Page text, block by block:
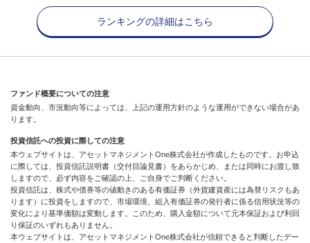
ランキングの詳細はこちら
ファンド概要についての注意
資金動向、市況動向等によっては、上記の運用方針のような運用ができない場合があ
ります。
投資信託への投資に際しての注意
本ウェブサイトは、アセットマネジメントOne株式会社が作成したものです。お申込
に際しては、投資信託説明書（交付目論見書）をあらかじめ、または同時にお渡し致
しますので、必ず内容をご確認の上、ご自身でご判断ください。
投資信託は、株式や債券等の値動きのある有価証券（外貨建資産には為替リスクもあ
ります）に投資をしますので、市場環境、組入有価証券の発行者に係る信用状況等の
変化により基準価額は変動します。このため、購入金額について元本保証および利回
り保証のいずれもありません。
本ウェブサイトは、アセットマネジメントOne株式会社が信頼できると判断したデー